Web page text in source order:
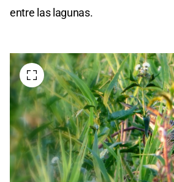
entre las lagunas.